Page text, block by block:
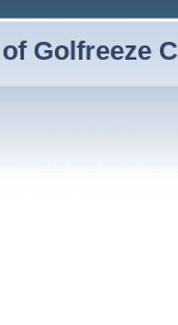
Golfreeze